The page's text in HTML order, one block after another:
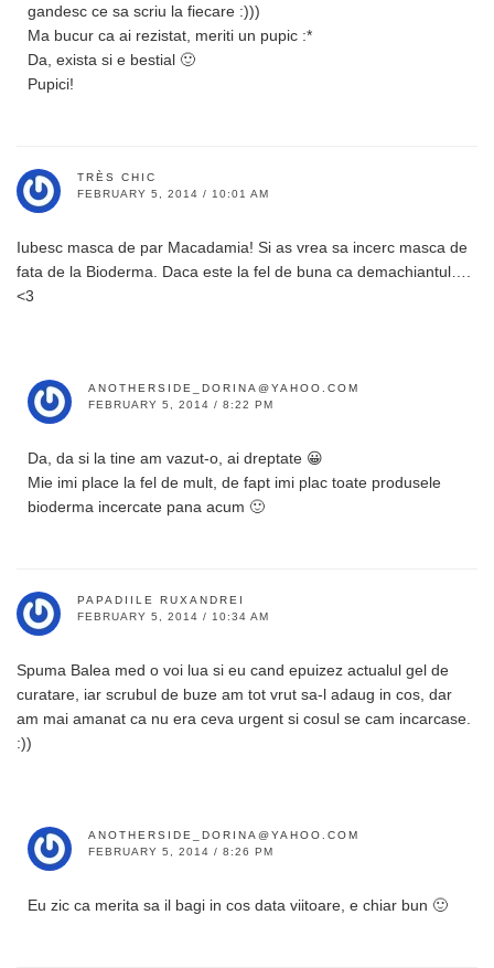
gandesc ce sa scriu la fiecare :)))
Ma bucur ca ai rezistat, meriti un pupic :*
Da, exista si e bestial 🙂
Pupici!
TRÈS CHIC
FEBRUARY 5, 2014 / 10:01 AM
Iubesc masca de par Macadamia! Si as vrea sa incerc masca de
fata de la Bioderma. Daca este la fel de buna ca demachiantul….
<3
ANOTHERSIDE_DORINA@YAHOO.COM
FEBRUARY 5, 2014 / 8:22 PM
Da, da si la tine am vazut-o, ai dreptate 😀
Mie imi place la fel de mult, de fapt imi plac toate produsele
bioderma incercate pana acum 🙂
PAPADIILE RUXANDREI
FEBRUARY 5, 2014 / 10:34 AM
Spuma Balea med o voi lua si eu cand epuizez actualul gel de
curatare, iar scrubul de buze am tot vrut sa-l adaug in cos, dar
am mai amanat ca nu era ceva urgent si cosul se cam incarcase.
:))
ANOTHERSIDE_DORINA@YAHOO.COM
FEBRUARY 5, 2014 / 8:26 PM
Eu zic ca merita sa il bagi in cos data viitoare, e chiar bun 🙂